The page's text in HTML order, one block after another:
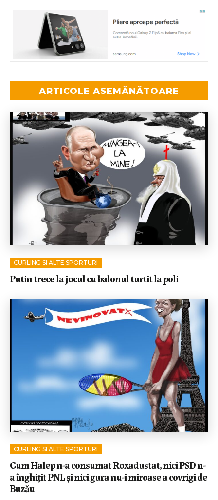
ARTICOLE ASEMĂNĂTOARE
CURLING SI ALTE SPORTURI
Putin trece la jocul cu balonul turtit la poli
CURLING SI ALTE SPORTURI
Cum Halep n-a consumat Roxadustat, nici PSD n-
a înghițit PNL și nici gura nu-i miroase a covrigi de
Buzău